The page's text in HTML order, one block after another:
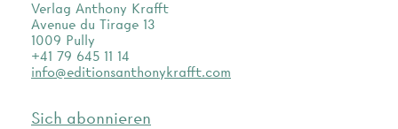
Verlag Anthony Krafft
Avenue du Tirage 13
1009 Pully
+41 79 645 11 14
info@editionsanthonykrafft.com
Sich abonnieren